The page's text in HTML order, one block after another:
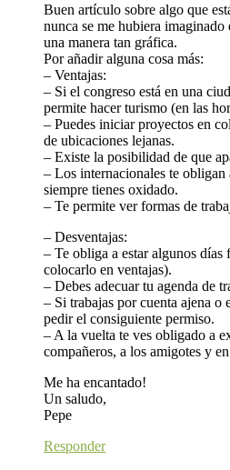
Buen artículo sobre algo que
nunca se me hubiera imaginado
una manera tan gráfica.
Por añadir alguna cosa más:
– Ventajas:
– Si el congreso está en una
permite hacer turismo (en las
– Puedes iniciar proyectos en
de ubicaciones lejanas.
– Existe la posibilidad de que
– Los internacionales te obligan
siempre tienes oxidado.
– Te permite ver formas de
– Desventajas:
– Te obliga a estar algunos días
colocarlo en ventajas).
– Debes adecuar tu agenda de
– Si trabajas por cuenta ajena o
pedir el consiguiente permiso.
– A la vuelta te ves obligado a
compañeros, a los amigotes y
Me ha encantado!
Un saludo,
Pepe
Responder